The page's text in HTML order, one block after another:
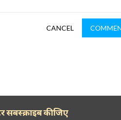
CANCEL
सबस्क्राइब कीजिए